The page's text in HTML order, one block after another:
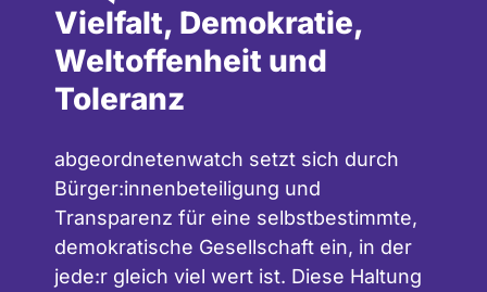
Vielfalt, Demokratie,
Weltoffenheit und
Toleranz
abgeordnetenwatch setzt sich durch
Bürger:innenbeteiligung und
Transparenz für eine selbstbestimmte,
demokratische Gesellschaft ein, in der
jede:r gleich viel wert ist. Diese Haltung